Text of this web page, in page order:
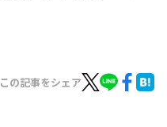
この記事をシェア